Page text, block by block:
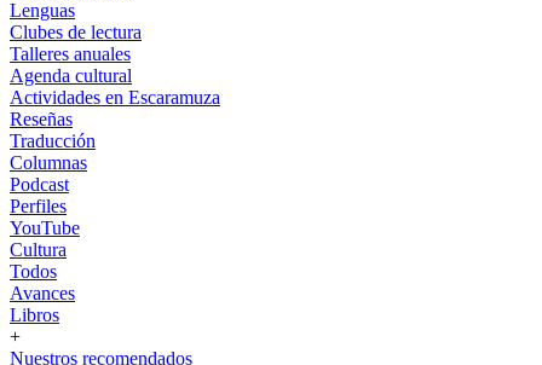
Lenguas
Clubes de lectura
Talleres anuales
Agenda cultural
Actividades en Escaramuza
Reseñas
Traducción
Columnas
Podcast
Perfiles
YouTube
Cultura
Todos
Avances
Libros
+
Nuestros recomendados